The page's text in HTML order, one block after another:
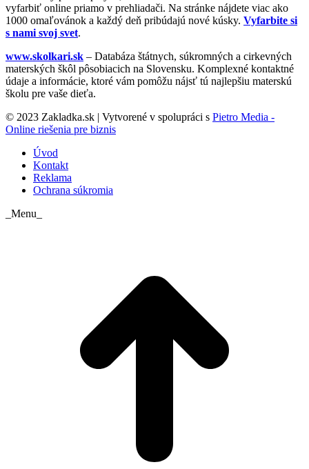
vyfarbiť online priamo v prehliadači. Na stránke nájdete viac ako
1000 omaľovánok a každý deň pribúdajú nové kúsky. Vyfarbite si
s nami svoj svet.
www.skolkari.sk – Databáza štátnych, súkromných a cirkevných
materských škôl pôsobiacich na Slovensku. Komplexné kontaktné
údaje a informácie, ktoré vám pomôžu nájsť tú najlepšiu materskú
školu pre vaše dieťa.
© 2023 Zakladka.sk | Vytvorené v spolupráci s Pietro Media -
Online riešenia pre biznis
Úvod
Kontakt
Reklama
Ochrana súkromia
_Menu_